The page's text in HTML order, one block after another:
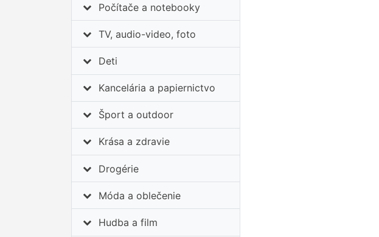
Počítače a notebooky
TV, audio-video, foto
Deti
Kancelária a papiernictvo
Šport a outdoor
Krása a zdravie
Drogérie
Móda a oblečenie
Hudba a film